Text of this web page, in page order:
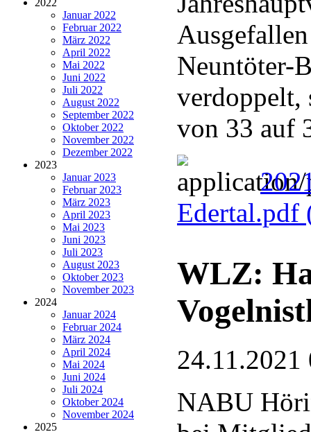
Januar 2022
Februar 2022
März 2022
April 2022
Mai 2022
Juni 2022
Juli 2022
August 2022
September 2022
Oktober 2022
November 2022
Dezember 2022
2023
Januar 2023
Februar 2023
März 2023
April 2023
Mai 2023
Juni 2023
Juli 2023
August 2023
Oktober 2023
November 2023
2024
Januar 2024
Februar 2024
März 2024
April 2024
Mai 2024
Juni 2024
Juli 2024
Oktober 2024
November 2024
2025
Neuntöter-
verdoppelt,
von 33 auf
Edertal.pdf
WLZ:
24.11.2021
NABU